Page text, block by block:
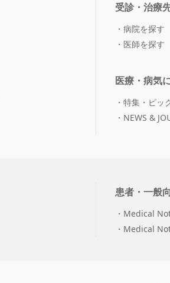
受診・治療
病院を探す
医師を探す
医療・病気
特集・ピッ
NEWS &
患者・一般
Medical
Medical